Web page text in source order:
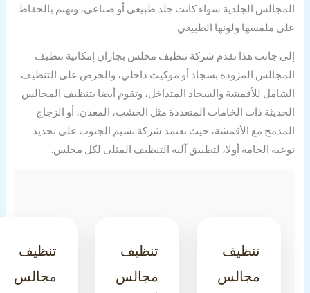
الجلدية سواء كانت جلد طبيعي أو صناعي، وتهتم بالحفاظ
ملمسها ولونها الطبيعي.
جانب هذا تقدم شركة تنظيف مجلس بجازان إمكانية تنظيف
المزودة بسجاد أو موكيت داخلي، والحرص على التنظيف
للأقمشة والسجاد المتداخل، وتقوم أيضا بتنظيف المجالس
ذات الخامات المتعددة مثل الخشب، المعدن، أو الزجاج
مع الأقمشة، حيث تعتمد شركة نسيم الجنوب على تحديد
الخامة أولا، لتطبيق آلية التنظيف المثلى لكل مجلس.
تنظيف
مجالس
تنظيف
مجالس
تنظيف
مجالس